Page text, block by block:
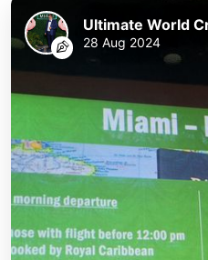
Ultimate World
28 Aug 2024